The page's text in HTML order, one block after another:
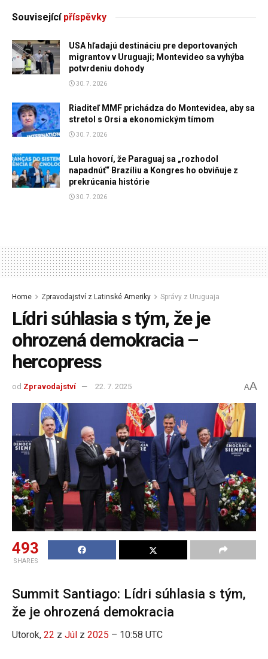
Souvisejícípříspěvky
USA hľadajú destináciu pre deportovaných
migrantov v Uruguaji; Montevideo sa vyhýba
potvrdeniu dohody
30. 7. 2026
Riaditeľ MMF prichádza do Montevidea, aby sa
stretol s Orsi a ekonomickým tímom
30. 7. 2026
Lula hovorí, že Paraguaj sa „rozhodol
napadnúť“ Brazíliu a Kongres ho obviňuje z
prekrúcania histórie
30. 7. 2026
Home Zpravodajství z Latinské Ameriky Správy z Uruguaja
Lídri súhlasia s tým, že je
ohrozená demokracia –
hercopress
od Zpravodajství 22. 7. 2025 AA
493
SHARES
Summit Santiago: Lídri súhlasia s tým,
že je ohrozená demokracia
Utorok, 22 z Júl z 2025 – 10:58 UTC